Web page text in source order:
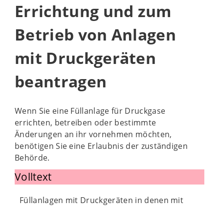
Errichtung und zum
Betrieb von Anlagen
mit Druckgeräten
beantragen
Wenn Sie eine Füllanlage für Druckgase
errichten, betreiben oder bestimmte
Änderungen an ihr vornehmen möchten,
benötigen Sie eine Erlaubnis der zuständigen
Behörde.
Volltext
Füllanlagen mit Druckgeräten in denen mit